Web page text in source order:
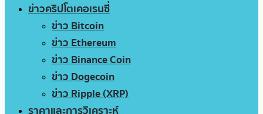
ข่าวคริปโตเคอเรนซี่
ข่าว Bitcoin
ข่าว Ethereum
ข่าว Binance Coin
ข่าว Dogecoin
ข่าว Ripple (XRP)